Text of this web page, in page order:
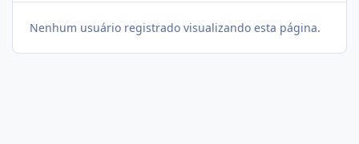
Nenhum usuário registrado visualizando esta página.